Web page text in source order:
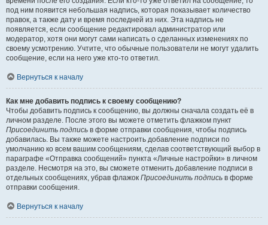
под ним появится небольшая надпись, которая показывает количество
правок, а также дату и время последней из них. Эта надпись не
появляется, если сообщение редактировал администратор или
модератор, хотя они могут сами написать о сделанных изменениях по
своему усмотрению. Учтите, что обычные пользователи не могут удалить
сообщение, если на него уже кто-то ответил.
Вернуться к началу
Как мне добавить подпись к своему сообщению?
Чтобы добавить подпись к сообщению, вы должны сначала создать её в
личном разделе. После этого вы можете отметить флажком пункт
Присоединить подпись в форме отправки сообщения, чтобы подпись
добавилась. Вы также можете настроить добавление подписи по
умолчанию ко всем вашим сообщениям, сделав соответствующий выбор в
параграфе «Отправка сообщений» пункта «Личные настройки» в личном
разделе. Несмотря на это, вы сможете отменить добавление подписи в
отдельных сообщениях, убрав флажок Присоединить подпись в форме
отправки сообщения.
Вернуться к началу